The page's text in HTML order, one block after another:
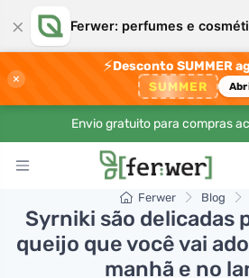
× Ferwer: perfumes e
×
⚡Desconto SUMMER
SUMMER
Envio gratuito para compras
Ferwer Blog
Syrniki são delicadas
queijo que você vai
manhã e no